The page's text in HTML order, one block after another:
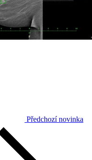
Předchozí novinka